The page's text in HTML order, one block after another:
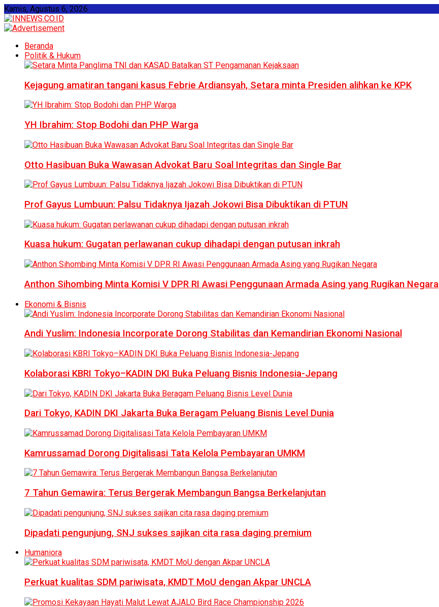
Kamis, Agustus 6, 2026
Beranda
Politik & Hukum
Kejagung amatiran tangani kasus Febrie Ardiansyah, Setara minta Presiden alihkan ke KPK
YH Ibrahim: Stop Bodohi dan PHP Warga
Otto Hasibuan Buka Wawasan Advokat Baru Soal Integritas dan Single Bar
Prof Gayus Lumbuun: Palsu Tidaknya Ijazah Jokowi Bisa Dibuktikan di PTUN
Kuasa hukum: Gugatan perlawanan cukup dihadapi dengan putusan inkrah
Anthon Sihombing Minta Komisi V DPR RI Awasi Penggunaan Armada Asing yang Rugikan Negara
Ekonomi & Bisnis
Andi Yuslim: Indonesia Incorporate Dorong Stabilitas dan Kemandirian Ekonomi Nasional
Kolaborasi KBRI Tokyo–KADIN DKI Buka Peluang Bisnis Indonesia-Jepang
Dari Tokyo, KADIN DKI Jakarta Buka Beragam Peluang Bisnis Level Dunia
Kamrussamad Dorong Digitalisasi Tata Kelola Pembayaran UMKM
7 Tahun Gemawira: Terus Bergerak Membangun Bangsa Berkelanjutan
Dipadati pengunjung, SNJ sukses sajikan cita rasa daging premium
Humaniora
Perkuat kualitas SDM pariwisata, KMDT MoU dengan Akpar UNCLA